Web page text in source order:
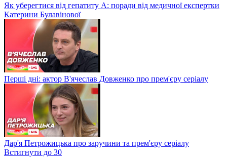
Як уберегтися від гепатиту А: поради від медичної експертки
Катерини Булавінової
Перші дні: актор В'ячеслав Довженко про прем'єру серіалу
Дар'я Петрожицька про заручини та прем'єру серіалу
Встигнути до 30